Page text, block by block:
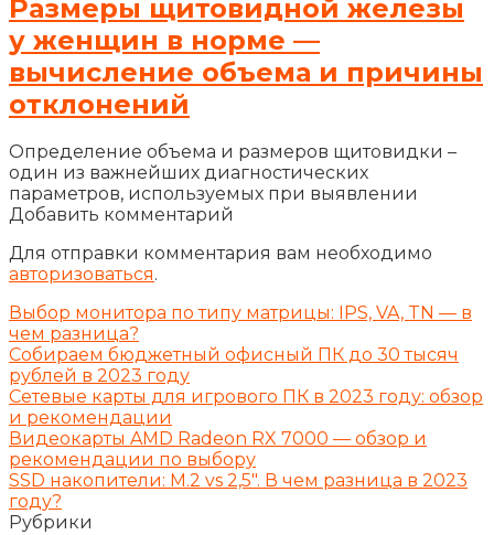
Размеры щитовидной железы
у женщин в норме —
вычисление объема и причины
отклонений
Определение объема и размеров щитовидки –
один из важнейших диагностических
параметров, используемых при выявлении
Добавить комментарий
Для отправки комментария вам необходимо
авторизоваться.
Выбор монитора по типу матрицы: IPS, VA, TN — в
чем разница?
Собираем бюджетный офисный ПК до 30 тысяч
рублей в 2023 году
Сетевые карты для игрового ПК в 2023 году: обзор
и рекомендации
Видеокарты AMD Radeon RX 7000 — обзор и
рекомендации по выбору
SSD накопители: M.2 vs 2,5″. В чем разница в 2023
году?
Рубрики